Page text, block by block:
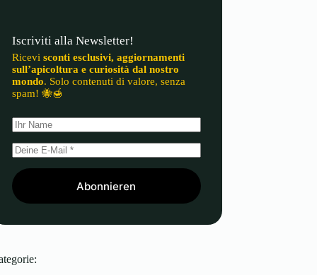
Iscriviti alla Newsletter!
Ricevisconti esclusivi, aggiornamenti
sull’apicoltura e curiosità dal nostro
mondo. Solo contenuti di valore, senza
spam! 🐝🍯
Abonnieren